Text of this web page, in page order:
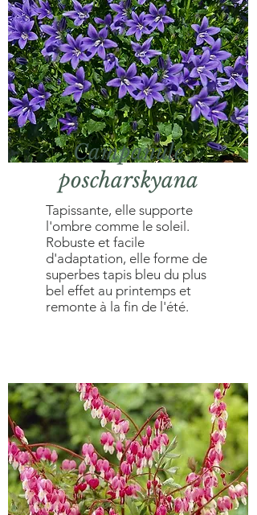
Campanule
poscharskyana
Tapissante, elle supporte
l'ombre comme le soleil.
Robuste et facile
d'adaptation, elle forme de
superbes tapis bleu du plus
bel effet au printemps et
remonte à la fin de l'été.